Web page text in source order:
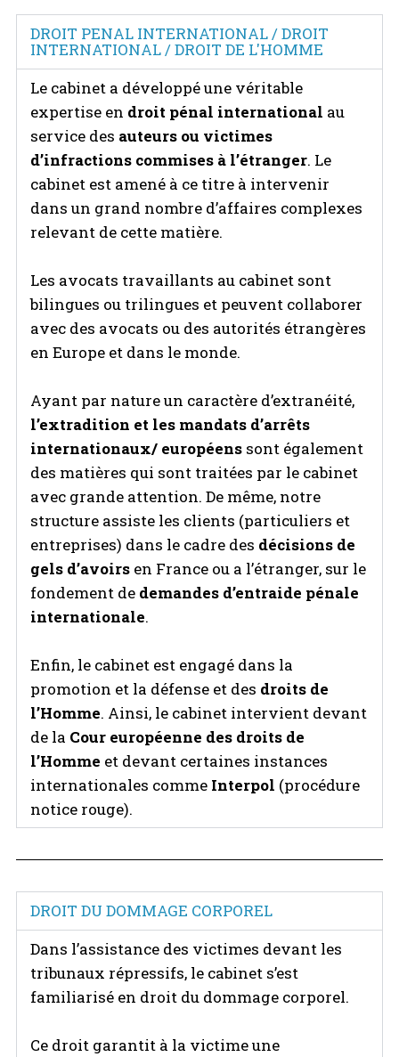
DROIT PENAL INTERNATIONAL / DROIT
INTERNATIONAL / DROIT DE L'HOMME
Le cabinet a développé une véritable
expertise en droit pénal international au
service des auteurs ou victimes
d’infractions commises à l’étranger. Le
cabinet est amené à ce titre à intervenir
dans un grand nombre d’affaires complexes
relevant de cette matière.
Les avocats travaillants au cabinet sont
bilingues ou trilingues et peuvent collaborer
avec des avocats ou des autorités étrangères
en Europe et dans le monde.
Ayant par nature un caractère d’extranéité,
l’extradition et les mandats d’arrêts
internationaux/ européens sont également
des matières qui sont traitées par le cabinet
avec grande attention. De même, notre
structure assiste les clients (particuliers et
entreprises) dans le cadre des décisions de
gels d’avoirs en France ou a l’étranger, sur le
fondement de demandes d’entraide pénale
internationale.
Enfin, le cabinet est engagé dans la
promotion et la défense et des droits de
l’Homme. Ainsi, le cabinet intervient devant
de la Cour européenne des droits de
l’Homme et devant certaines instances
internationales comme Interpol (procédure
notice rouge).
DROIT DU DOMMAGE CORPOREL
Dans l’assistance des victimes devant les
tribunaux répressifs, le cabinet s’est
familiarisé en droit du dommage corporel.
Ce droit garantit à la victime une